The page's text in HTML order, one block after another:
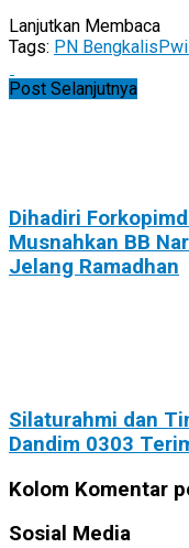
Lanjutkan Membaca
Tags: PN Bengkalis
Post Selanjutnya
Dihadiri
Musnahkan BB
Jelang Ramadhan
Silaturahmi dan
Dandim 0303
Kolom Komentar
Sosial Media